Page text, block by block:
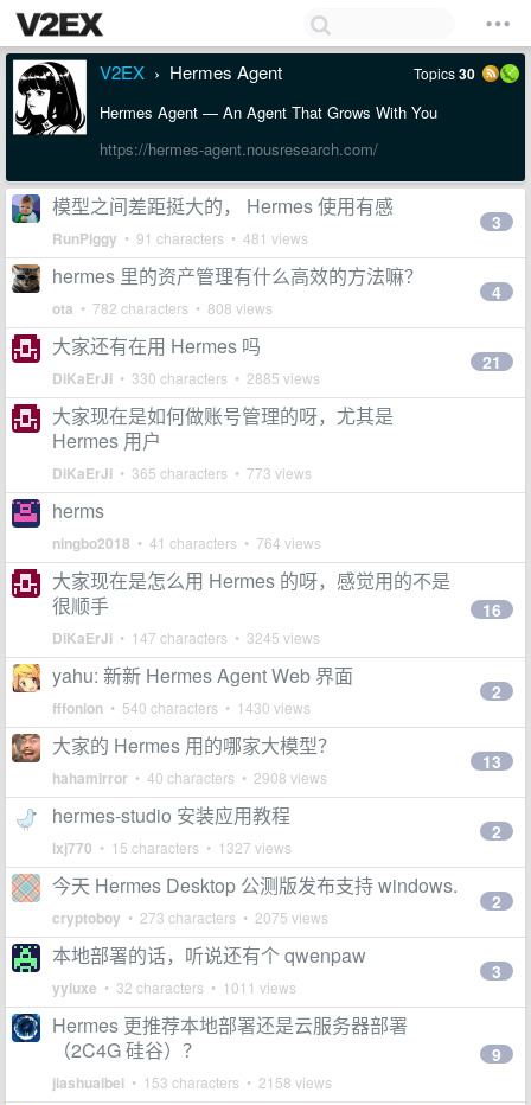
V2EX › Hermes Agent Topics30
Hermes Agent — An Agent That Grows With You
https://hermes-agent.nousresearch.com/
模型之间差距挺大的， Hermes 使用有感
RunPiggy • 91 characters • 481 views
3
hermes 里的资产管理有什么高效的方法嘛？
ota • 782 characters • 808 views
4
大家还有在用 Hermes 吗
DiKaErJi • 330 characters • 2885 views
21
大家现在是如何做账号管理的呀，尤其是
Hermes 用户
DiKaErJi • 365 characters • 773 views
herms
ningbo2018 • 41 characters • 764 views
大家现在是怎么用 Hermes 的呀，感觉用的不是
很顺手
DiKaErJi • 147 characters • 3245 views
16
yahu: 新新 Hermes Agent Web 界面
fffonion • 540 characters • 1430 views
2
大家的 Hermes 用的哪家大模型？
hahamirror • 40 characters • 2908 views
13
hermes-studio 安装应用教程
lxj770 • 15 characters • 1327 views
2
今天 Hermes Desktop 公测版发布支持 windows.
cryptoboy • 273 characters • 2075 views
2
本地部署的话，听说还有个 qwenpaw
yyluxe • 32 characters • 1011 views
3
Hermes 更推荐本地部署还是云服务器部署
（2C4G 硅谷）？
jiashuaibei • 153 characters • 2158 views
9